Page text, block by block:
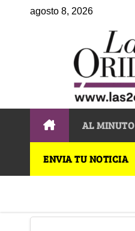
agosto 8, 2026
AL MINUTO
ENVIA TU NOTICIA